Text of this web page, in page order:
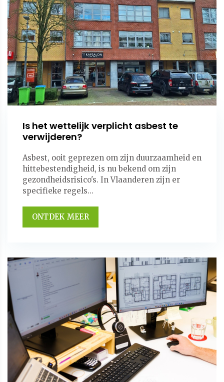
Is het wettelijk verplicht asbest te
verwijderen?
Asbest, ooit geprezen om zijn duurzaamheid en
hittebestendigheid, is nu bekend om zijn
gezondheidsrisico's. In Vlaanderen zijn er
specifieke regels...
ONTDEK MEER